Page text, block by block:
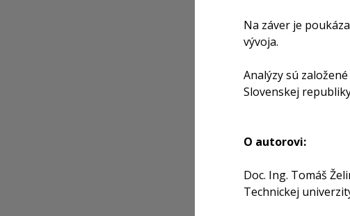
Na záver je
vývoja.
Analýzy sú
Slovenskej
O autorovi:
Doc. Ing. Tomáš
Technickej